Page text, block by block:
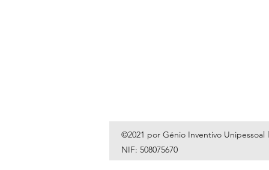
©2021 por Génio Inventivo Unipessoal
NIF: 508075670